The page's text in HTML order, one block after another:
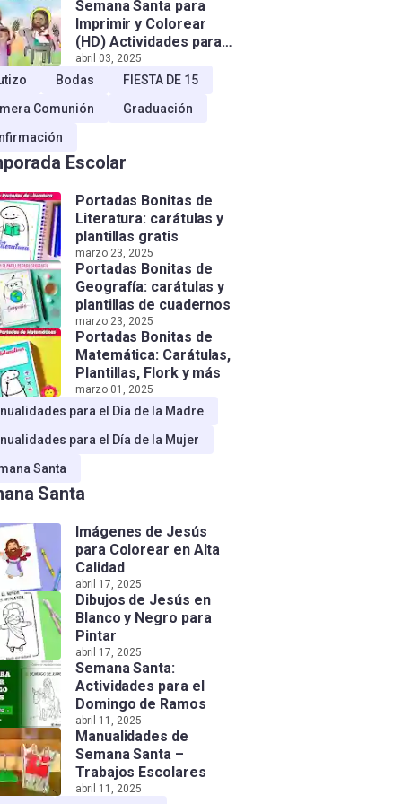
Semana Santa para
Imprimir y Colorear
(HD) Actividades para
Niños!
abril 03, 2025
Bodas
FIESTA DE 15
Comunión
Graduación
Escolar
Portadas Bonitas de
Literatura: carátulas y
plantillas gratis
marzo 23, 2025
Portadas Bonitas de
Geografía: carátulas y
plantillas de cuadernos
marzo 23, 2025
Portadas Bonitas de
Matemática: Carátulas,
Plantillas, Flork y más
marzo 01, 2025
para el Día de la Madre
para el Día de la Mujer
Santa
Santa
Imágenes de Jesús
para Colorear en Alta
Calidad
abril 17, 2025
Dibujos de Jesús en
Blanco y Negro para
Pintar
abril 17, 2025
Semana Santa:
Actividades para el
Domingo de Ramos
abril 11, 2025
Manualidades de
Semana Santa –
Trabajos Escolares
abril 11, 2025